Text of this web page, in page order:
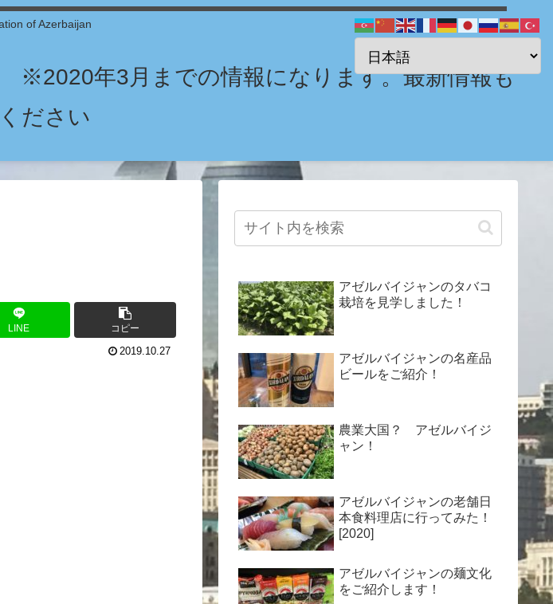
of Azerbaijan
年3月までの情報になります。最新情報も
ださい
LINE コピー
2019.10.27
アゼルバイジャンのタバコ
栽培を見学しました！
アゼルバイジャンの名産品
ビールをご紹介！
農業大国？ アゼルバイジ
ャン！
アゼルバイジャンの老舗日
本食料理店に行ってみた！
[2020]
アゼルバイジャンの麺文化
をご紹介します！